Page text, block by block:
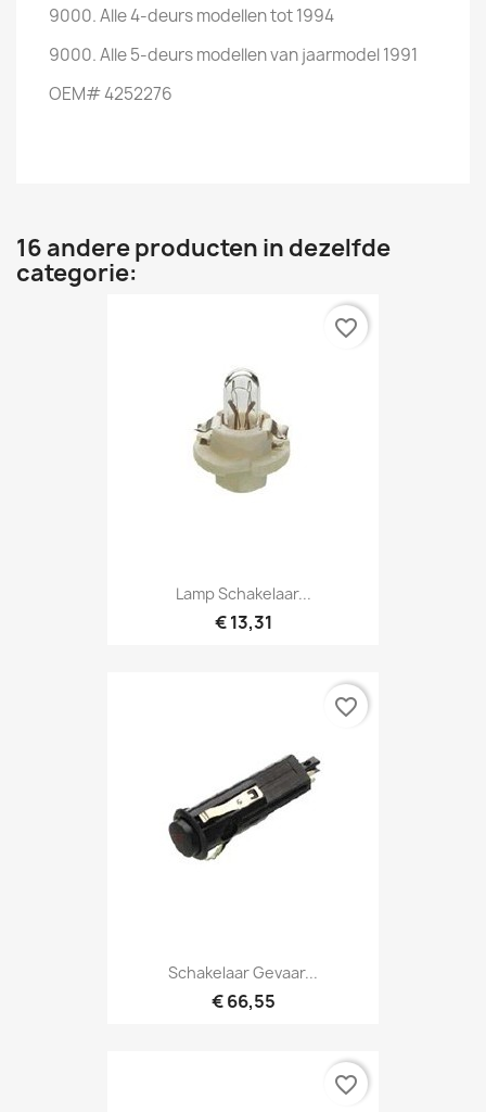
9000. Alle 4-deurs modellen tot 1994
9000. Alle 5-deurs modellen van jaarmodel 1991
OEM# 4252276
16 andere producten in dezelfde
categorie:
Lamp Schakelaar...
€ 13,31
favorite_border
Schakelaar Gevaar...
€ 66,55
favorite_border
favorite_border